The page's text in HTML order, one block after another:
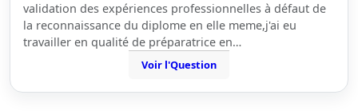
validation des expériences professionnelles à défaut de
la reconnaissance du diplome en elle meme,j'ai eu
travailler en qualité de préparatrice en…
Voir l'Question